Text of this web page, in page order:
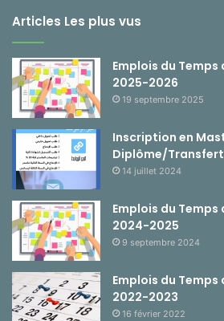
Articles Les plus vus
Emplois du Temps
2025-2026
19 septembre 2025
Inscription en
Diplôme/
14 juillet 2024
Emplois du Temps
2024-2025
9 septembre 2024
Emplois du Temps
2022-2023
16 février 2022